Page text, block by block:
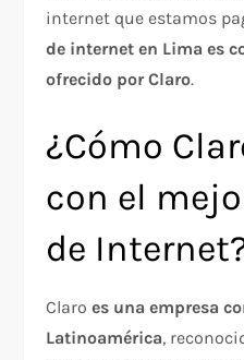
internet que estamos
de internet en Lima es
ofrecido por Claro.
¿Cómo
con el
de
Claroes una empresa
Latinoamérica,